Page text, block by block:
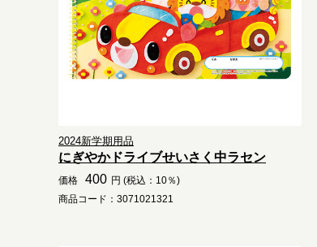
2024新学期用品
にぎやかドライブせいさく中ラセン
価格 400 円 (税込：10％)
商品コード：3071021321